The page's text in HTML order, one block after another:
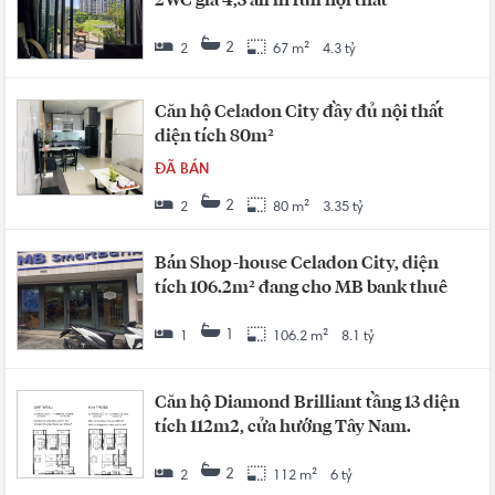
2 2 67 m² 4.3 tỷ
Căn hộ Celadon City đầy đủ nội thất
diện tích 80m²
ĐÃ BÁN
2 2 80 m² 3.35 tỷ
Bán Shop-house Celadon City, diện
tích 106.2m² đang cho MB bank thuê
1 106.2 m² 8.1 tỷ
Căn hộ Diamond Brilliant tầng 13 diện
tích 112m2, cửa hướng Tây Nam.
2 2 112 m² 6 tỷ